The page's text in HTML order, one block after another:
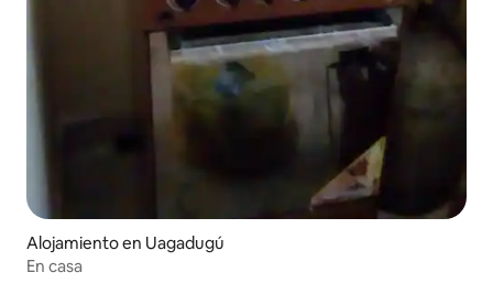
Alojamiento en Uagadugú
En casa